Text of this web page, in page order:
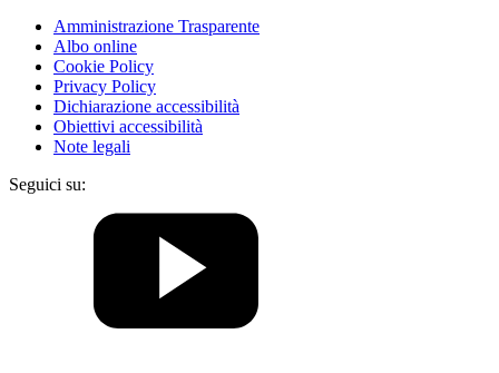
Amministrazione Trasparente
Albo online
Cookie Policy
Privacy Policy
Dichiarazione accessibilità
Obiettivi accessibilità
Note legali
Seguici su: